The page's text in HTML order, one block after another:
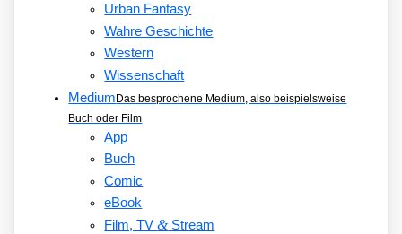
Urban Fantasy
Wahre Geschichte
Western
Wissenschaft
MediumDas besprochene Medium, also beispielsweise
Buch oder Film
App
Buch
Comic
eBook
Film, TV&Stream